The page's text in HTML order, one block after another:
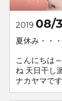
2019 08/
夏休み・・
こんにちは
ね 天日干し
ナカヤマです